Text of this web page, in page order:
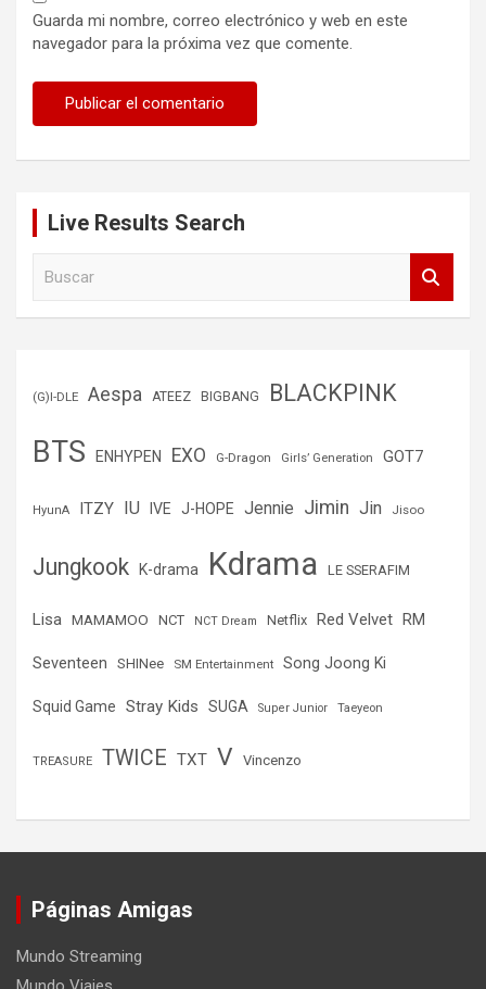
Guarda mi nombre, correo electrónico y web en este
navegador para la próxima vez que comente.
Live Results Search
(G)I-DLE Aespa ATEEZ BIGBANG BLACKPINK
BTS ENHYPEN EXO G-Dragon Girls’ Generation GOT7
HyunA ITZY IU IVE J-HOPE Jennie Jimin Jin Jisoo
Jungkook K-drama Kdrama LE SSERAFIM
Lisa MAMAMOO NCT NCT Dream Netflix Red Velvet RM
Seventeen SHINee SM Entertainment Song Joong Ki
Squid Game Stray Kids SUGA Super Junior Taeyeon
TREASURE TWICE TXT V Vincenzo
Páginas Amigas
Mundo Streaming